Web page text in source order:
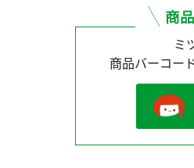
ミ
商品バーコー